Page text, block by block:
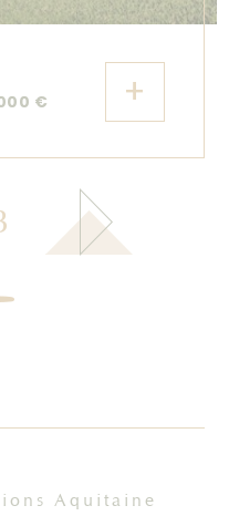
€ +
Aquitaine